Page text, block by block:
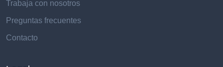
Trabaja con nosotros
Preguntas frecuentes
Contacto